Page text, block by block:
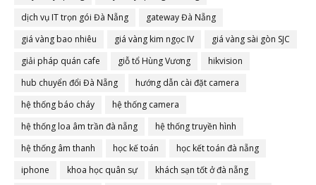
dịch vụ IT trọn gói Đà Nẵng
gateway Đà Nẵng
giá vàng bao nhiêu
giá vàng kim ngọc IV
giá vàng sài gòn SJC
giải pháp quán cafe
giỗ tổ Hùng Vương
hikvision
hub chuyển đổi Đà Nẵng
hướng dẫn cài đặt camera
hệ thống báo cháy
hệ thống camera
hệ thống loa âm trần đà nẵng
hệ thống truyền hình
hệ thống âm thanh
học kế toán
học kết toán đà nẵng
iphone
khoa học quân sự
khách sạn tốt ở đà nẵng